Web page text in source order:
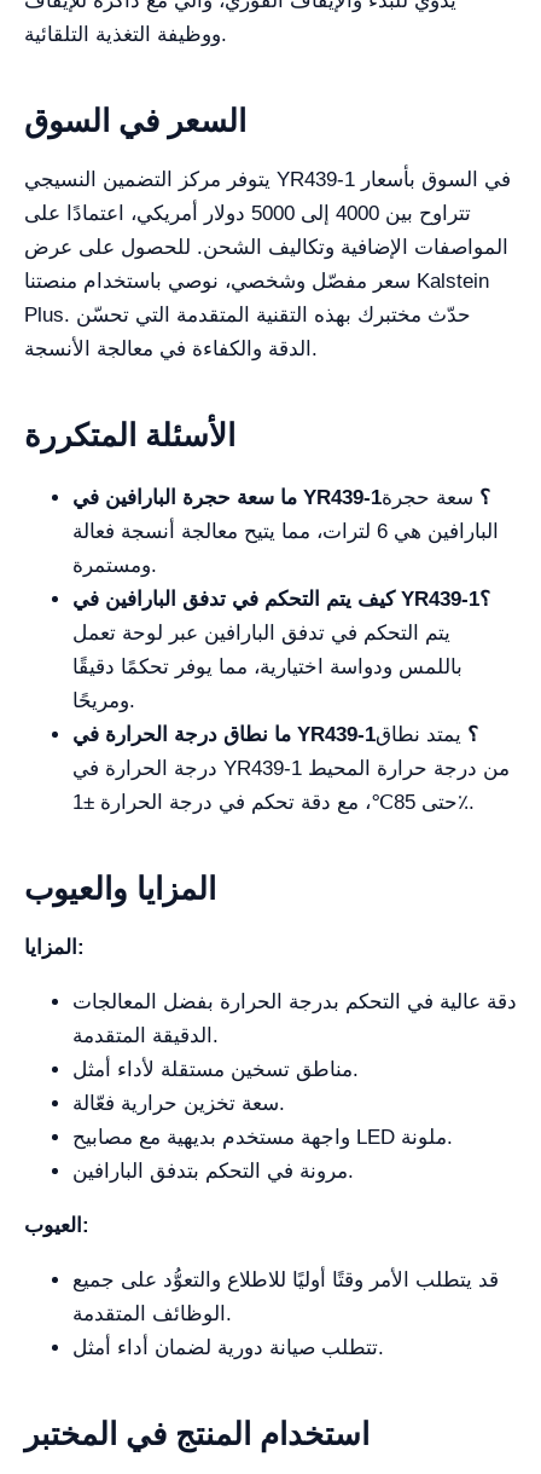
ووظيفة التغذية التلقائية.
السعر في السوق
يتوفر مركز التضمين النسيجي YR439-1 في السوق بأسعار
تتراوح بين 4000 إلى 5000 دولار أمريكي، اعتمادًا على
المواصفات الإضافية وتكاليف الشحن. للحصول على عرض
سعر مفصّل وشخصي، نوصي باستخدام منصتنا Kalstein
Plus. حدّث مختبرك بهذه التقنية المتقدمة التي تحسّن
الدقة والكفاءة في معالجة الأنسجة.
الأسئلة المتكررة
ما سعة حجرة البارافين في YR439-1؟ سعة حجرة
البارافين هي 6 لترات، مما يتيح معالجة أنسجة فعالة
ومستمرة.
كيف يتم التحكم في تدفق البارافين في YR439-1؟
يتم التحكم في تدفق البارافين عبر لوحة تعمل
باللمس ودواسة اختيارية، مما يوفر تحكمًا دقيقًا
ومريحًا.
ما نطاق درجة الحرارة في YR439-1؟ يمتد نطاق
درجة الحرارة في YR439-1 من درجة حرارة المحيط
حتى 85℃، مع دقة تحكم في درجة الحرارة ±1٪.
المزايا والعيوب
المزايا:
دقة عالية في التحكم بدرجة الحرارة بفضل المعالجات
الدقيقة المتقدمة.
مناطق تسخين مستقلة لأداء أمثل.
سعة تخزين حرارية فعّالة.
واجهة مستخدم بديهية مع مصابيح LED ملونة.
مرونة في التحكم بتدفق البارافين.
العيوب:
قد يتطلب الأمر وقتًا أوليًا للاطلاع والتعوُّد على جميع
الوظائف المتقدمة.
تتطلب صيانة دورية لضمان أداء أمثل.
استخدام المنتج في المختبر